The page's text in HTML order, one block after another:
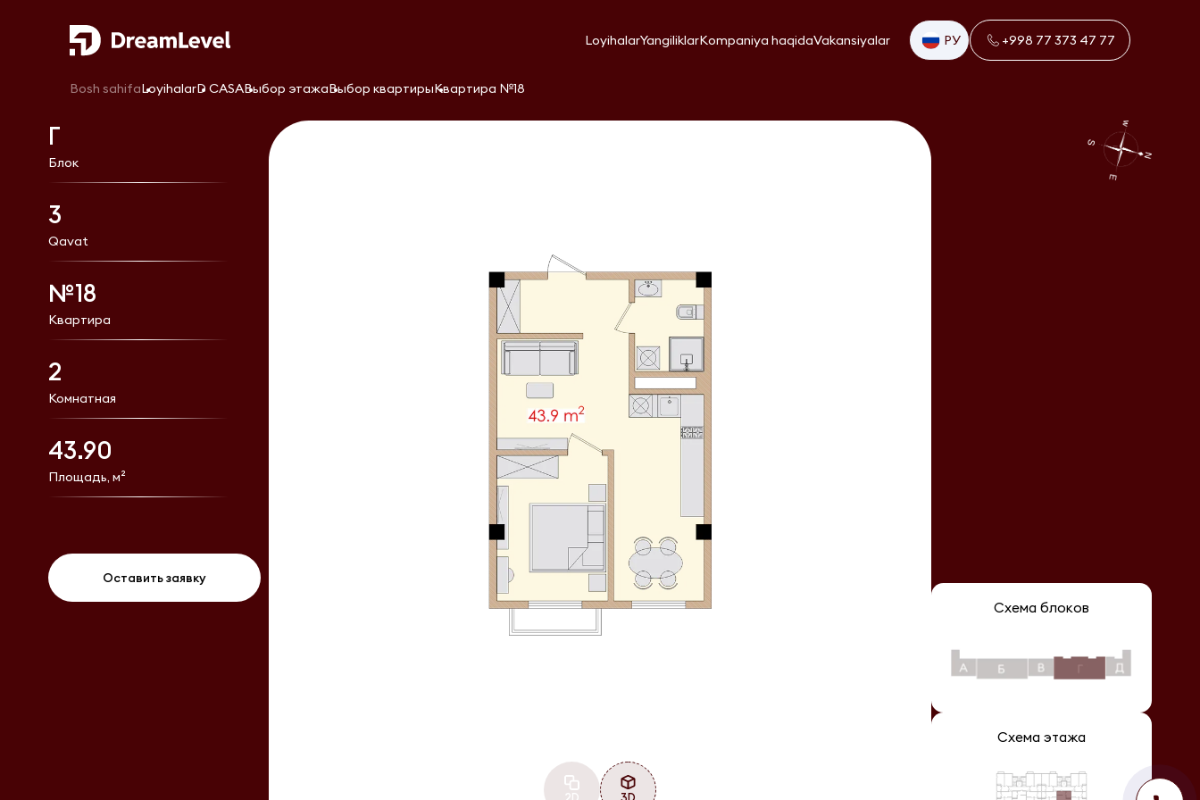
LoyihalarYangiliklarKompaniya haqidaVakansiyalar РУ +998 77 373 47 77
Bosh sahifaLoyihalarD CASAВыбор этажаВыбор квартирыКвартира №18
Г
Блок
3
Qavat
№18
Квартира
2
Комнатная
43.90
Площадь, м²
Оставить заявку
2D 3D
Схема блоков
Схема этажа